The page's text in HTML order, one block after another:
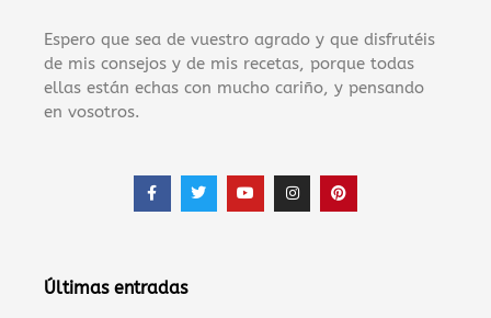
Espero que sea de vuestro agrado y que disfrutéis
de mis consejos y de mis recetas, porque todas
ellas están echas con mucho cariño, y pensando
en vosotros.
F
a
c
k
T
w
i
Y
o
u
I
n
s
P
i
n
Últimas entradas